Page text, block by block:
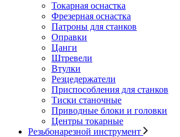
Токарная оснастка
Фрезерная оснастка
Патроны для станков
Оправки
Цанги
Штревели
Втулки
Резцедержатели
Приспособления для станков
Тиски станочные
Приводные блоки и головки
Центры токарные
Резьбонарезной инструмент